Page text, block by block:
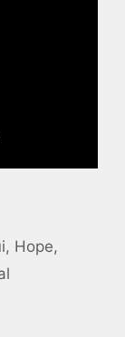
, Hope,